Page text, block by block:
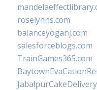
roselynns.com
balanceyoganj.com
salesforceblogs.com
TrainGames365.com